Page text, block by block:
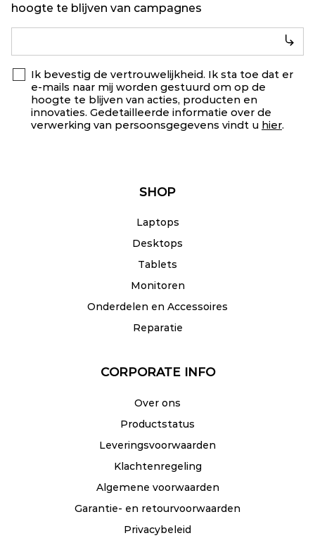
hoogte te blijven van campagnes
Ik bevestig de vertrouwelijkheid. Ik sta toe dat er
e-mails naar mij worden gestuurd om op de
hoogte te blijven van acties, producten en
innovaties. Gedetailleerde informatie over de
verwerking van persoonsgegevens vindt u hier.
SHOP
Laptops
Desktops
Tablets
Monitoren
Onderdelen en Accessoires
Reparatie
CORPORATE INFO
Over ons
Productstatus
Leveringsvoorwaarden
Klachtenregeling
Algemene voorwaarden
Garantie- en retourvoorwaarden
Privacybeleid